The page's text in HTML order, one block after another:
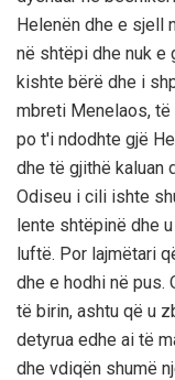
Helenën dhe e sjell
në shtëpi dhe nuk e
kishte bërë dhe i
mbreti Menelaos,
po t'i ndodhte gjë
dhe të gjithë kaluan
Odiseu i cili ishte
lente shtëpinë dhe
luftë. Por lajmëtari
dhe e hodhi në pus.
të birin, ashtu që u
detyrua edhe ai të
dhe vdiqën shumë